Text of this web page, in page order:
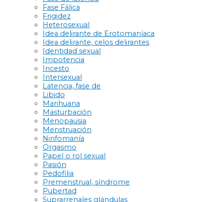
Fase Fálica
Frigidez
Heterosexual
Idea delirante de Erotomaníaca
Idea delirante, celos delirantes
Identidad sexual
Impotencia
Incesto
Intersexual
Latencia, fase de
Libido
Marihuana
Masturbación
Menopausia
Menstruación
Ninfomanía
Orgasmo
Papel o rol sexual
Pasión
Pedofilia
Premenstrual, síndrome
Pubertad
Suprarrenales glándulas